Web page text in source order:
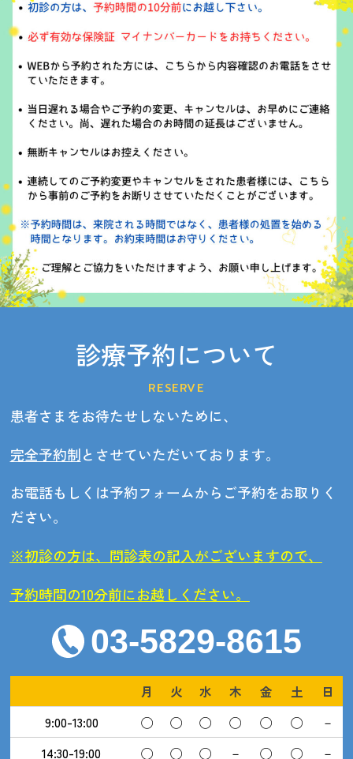
診療予約について
RESERVE
患者さまをお待たせしないために、
完全予約制とさせていただいております。
お電話もしくは予約フォームからご予約をお取りく
ださい。
※初診の方は、問診表の記入がございますので、
予約時間の10分前にお越しください。
03-5829-8615
月 火 水 木 金 土
日
9:00-13:00
◯ ◯ ◯ ◯ ◯ ◯
－
14:30-19:00
◯ ◯ ◯ － ◯ ◯
－